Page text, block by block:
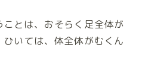
とは、おそらく足全体が
いては、体全体がむくん